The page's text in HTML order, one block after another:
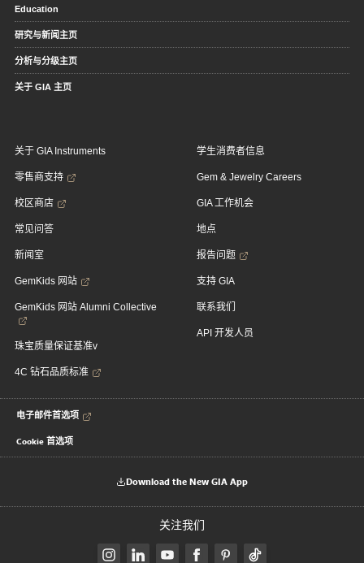
Education
研究与新闻主页
分析与分级主页
关于 GIA 主页
关于 GIA Instruments
零售商支持
校区商店
常见问答
新闻室
GemKids 网站
GemKids 网站 Alumni Collective
珠宝质量保证基准v
4C 钻石品质标准
学生消费者信息
Gem & Jewelry Careers
GIA 工作机会
地点
报告问题
支持 GIA
联系我们
API 开发人员
电子邮件首选项
Cookie 首选项
Download the New GIA App
关注我们